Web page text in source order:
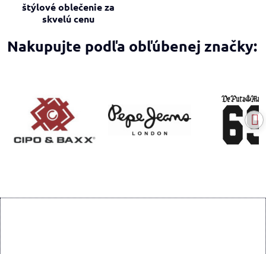
štýlové oblečenie za
skvelú cenu
Nakupujte podľa obľúbenej značky: